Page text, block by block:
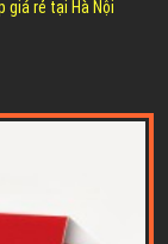
giá rẻ tại Hà Nội